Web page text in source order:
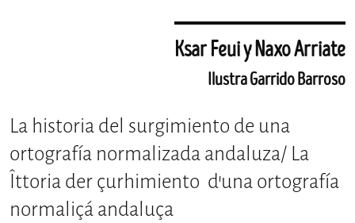
Ksar Feui y Naxo Arriate
Ilustra Garrido Barroso
La historia del surgimiento de una
ortografía normalizada andaluza/ La
Îttoria der çurhimiento d'una ortografía
normaliçá andaluça